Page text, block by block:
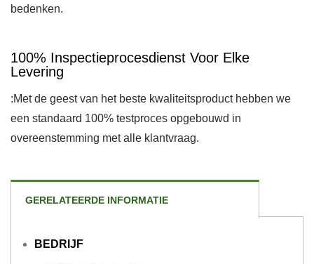
bedenken.
100% Inspectieprocesdienst Voor Elke
Levering
:Met de geest van het beste kwaliteitsproduct hebben we
een standaard 100% testproces opgebouwd in
overeenstemming met alle klantvraag.
GERELATEERDE INFORMATIE
BEDRIJF